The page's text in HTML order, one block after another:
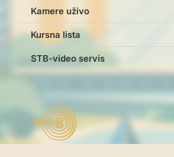
Kamere uživo
Kursna lista
STB-video servis